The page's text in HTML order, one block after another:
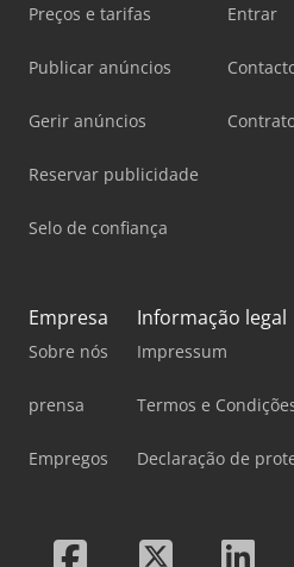
Preços e tarifas
Publicar anúncios
Gerir anúncios
Reservar publicidade
Selo de confiança
Entrar
Empresa
Sobre nós
prensa
Empregos
Informação legal
Impressum
Termos e
Declaração de